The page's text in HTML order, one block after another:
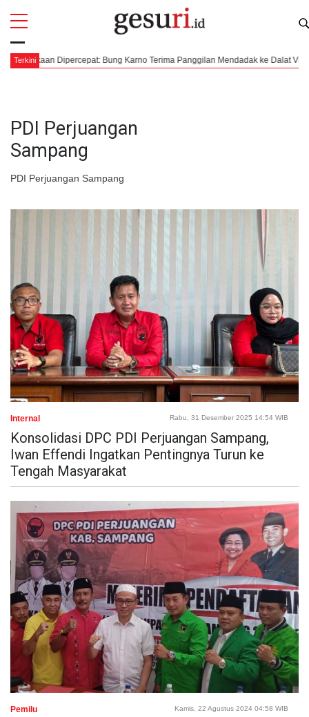
Terkini
Dipercepat: Bung Karno Terima Panggilan Mendadak ke Dalat Vietnam
PDI Perjuangan
Sampang
PDI Perjuangan Sampang
All
Internal Rabu, 31 Desember 2025 14:54 WIB
Konsolidasi DPC PDI Perjuangan Sampang,
Iwan Effendi Ingatkan Pentingnya Turun ke
Tengah Masyarakat
Pemilu Kamis, 22 Agustus 2024 04:58 WIB